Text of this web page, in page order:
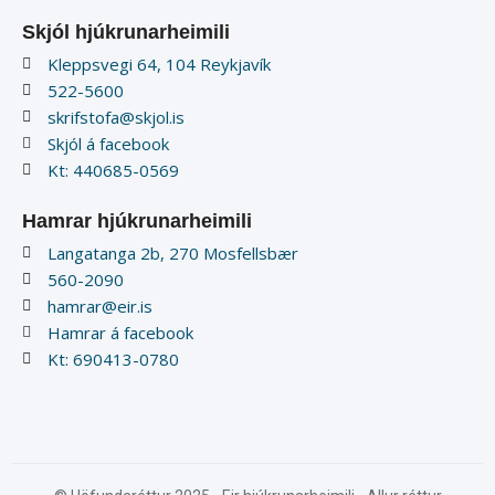
Skjól hjúkrunarheimili
Kleppsvegi 64, 104 Reykjavík
522-5600
skrifstofa@skjol.is
Skjól á facebook
Kt: 440685-0569
Hamrar hjúkrunarheimili
Langatanga 2b, 270 Mosfellsbær
560-2090
hamrar@eir.is
Hamrar á facebook
Kt: 690413-0780